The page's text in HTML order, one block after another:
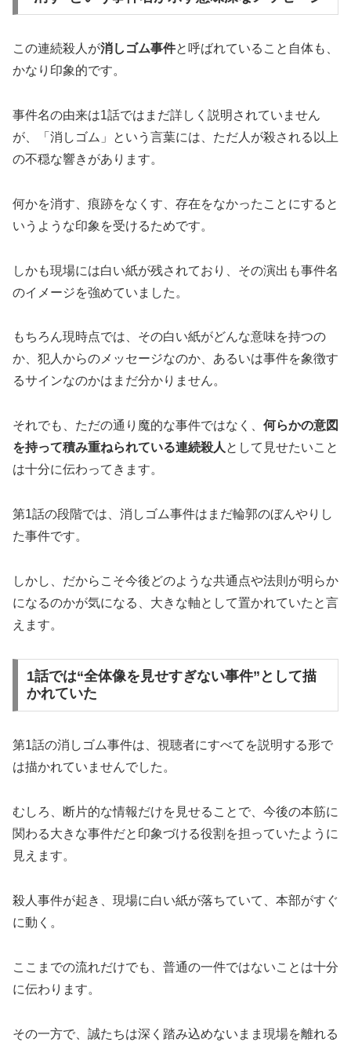
この連続殺人が消しゴム事件と呼ばれていること自体も、
かなり印象的です。
事件名の由来は1話ではまだ詳しく説明されていません
が、「消しゴム」という言葉には、ただ人が殺される以上
の不穏な響きがあります。
何かを消す、痕跡をなくす、存在をなかったことにすると
いうような印象を受けるためです。
しかも現場には白い紙が残されており、その演出も事件名
のイメージを強めていました。
もちろん現時点では、その白い紙がどんな意味を持つの
か、犯人からのメッセージなのか、あるいは事件を象徴す
るサインなのかはまだ分かりません。
それでも、ただの通り魔的な事件ではなく、 何らかの意図
を持って積み重ねられている連続殺人 として見せたいこと
は十分に伝わってきます。
第1話の段階では、消しゴム事件はまだ輪郭のぼんやりし
た事件です。
しかし、だからこそ今後どのような共通点や法則が明らか
になるのかが気になる、大きな軸として置かれていたと言
えます。
1話では“全体像を見せすぎない事件”として描
かれていた
第1話の消しゴム事件は、視聴者にすべてを説明する形で
は描かれていませんでした。
むしろ、断片的な情報だけを見せることで、今後の本筋に
関わる大きな事件だと印象づける役割を担っていたように
見えます。
殺人事件が起き、現場に白い紙が落ちていて、本部がすぐ
に動く。
ここまでの流れだけでも、普通の一件ではないことは十分
に伝わります。
その一方で、誠たちは深く踏み込めないまま現場を離れる